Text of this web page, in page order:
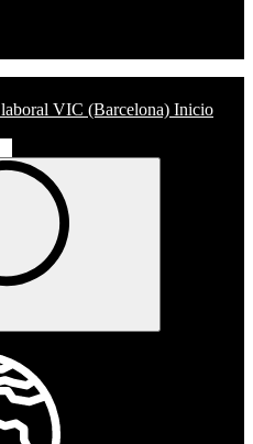
Inicio